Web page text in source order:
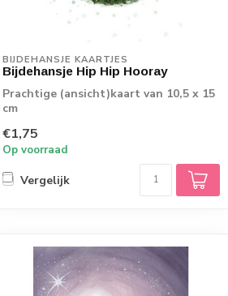
BIJDEHANSJE KAARTJES
Bijdehansje Hip Hip Hooray
Prachtige (ansicht)kaart van 10,5 x 15
cm
€1,75
Op voorraad
Vergelijk